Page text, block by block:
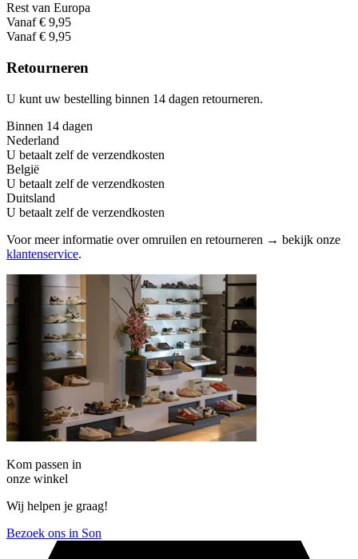
Rest van Europa
Vanaf € 9,95
Vanaf € 9,95
Retourneren
U kunt uw bestelling binnen 14 dagen retourneren.
Binnen 14 dagen
Nederland
U betaalt zelf de verzendkosten
België
U betaalt zelf de verzendkosten
Duitsland
U betaalt zelf de verzendkosten
Voor meer informatie over omruilen en retourneren → bekijk onze
klantenservice.
Kom passen in
onze winkel
Wij helpen je graag!
Bezoek ons in Son